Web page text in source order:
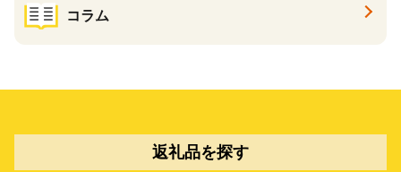
コラム
返礼品を探す